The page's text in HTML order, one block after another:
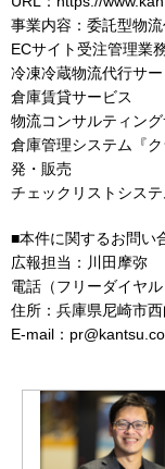
事業内容：委託型物
ECサイト受注管理業
冷凍冷蔵物流代行サー
倉庫賃貸サービス
物流コンサルティン
倉庫管理システム『
発・販売
チェックリストシス
■本件に関するお問い
広報担当：川田摩弥
電話（フリーダイヤ
住所：兵庫県尼崎市
E-mail：